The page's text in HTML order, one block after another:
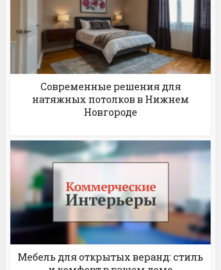
Современные решения для
натяжных потолков в Нижнем
Новгороде
Мебель для открытых веранд: стиль